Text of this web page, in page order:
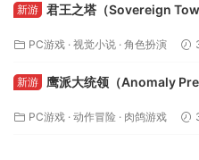
新游 君王之塔（Sovereign
PC游戏 · 视觉小说 · 角色扮演
新游
鹰派大统领（Anomaly
PC游戏 · 动作冒险 · 肉鸽游戏